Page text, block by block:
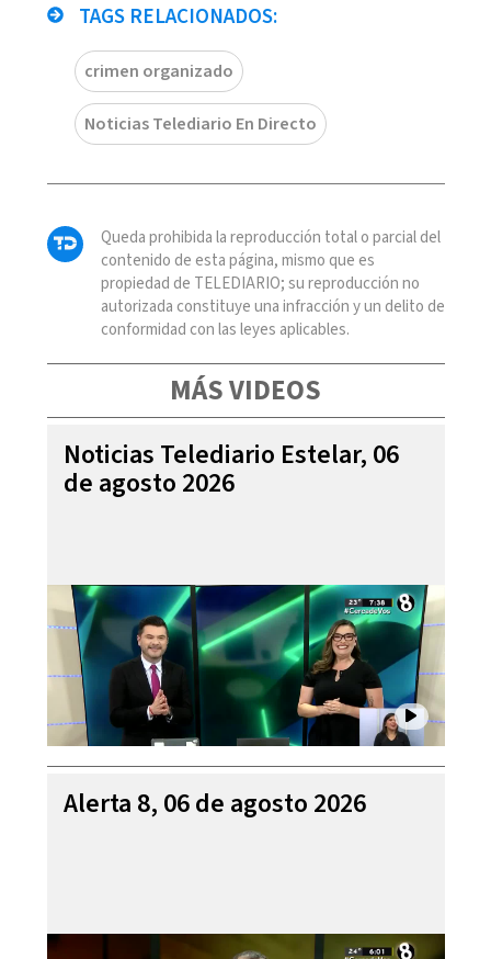
TAGS RELACIONADOS:
crimen organizado
Noticias Telediario En Directo
Queda prohibida la reproducción total o parcial del
contenido de esta página, mismo que es
propiedad de TELEDIARIO; su reproducción no
autorizada constituye una infracción y un delito de
conformidad con las leyes aplicables.
MÁS VIDEOS
Noticias Telediario Estelar, 06
de agosto 2026
Alerta 8, 06 de agosto 2026